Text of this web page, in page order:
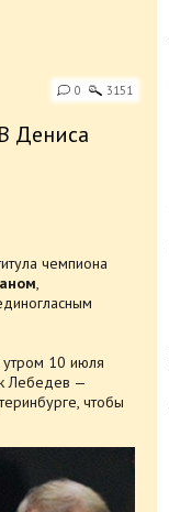
0 3151
Дениса
чемпиона
,
утром 10 июля
Лебедев —
чтобы